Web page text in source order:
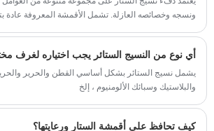
ونسجه وخصائصه العازلة. تشمل الأقمشة المعروفة عادة
أي نوع من النسيج الستائر يجب اختياره لغرف
يشمل نسيج الستائر بشكل أساسي القطن والحرير
والبلاستيك وسبائك الألومنيوم ، إلخ
كيف تحافظ على أقمشة الستار ورعايتها؟